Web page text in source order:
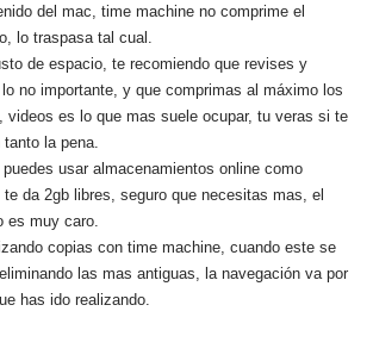
del mac, time machine no comprime el
lo traspasa tal cual.
de espacio, te recomiendo que revises y
no importante, y que comprimas al máximo los
videos es lo que mas suele ocupar, tu veras si te
la pena.
puedes usar almacenamientos online como
te da 2gb libres, seguro que necesitas mas, el
es muy caro.
copias con time machine, cuando este se
eliminando las mas antiguas, la navegación va por
has ido realizando.